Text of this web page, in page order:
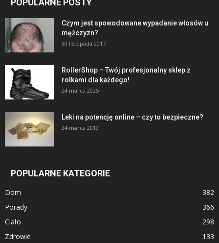
POPULARNE POSTY
Czym jest spowodowane wypadanie włosów u
mężczyzn?
30 listopada 2017
RollerShop – Twój profesjonalny sklep z
rolkami dla każdego!
24 marca 2025
Leki na potencję online – czy to bezpieczne?
24 marca 2019
POPULARNE KATEGORIE
Dom
382
Porady
366
Ciało
298
Zdrowie
133